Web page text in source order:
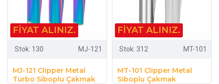
FIYAT ALINIZ.
Stok: 130 MJ-121
MJ-121 Clipper Metal
Turbo Si̇boplu Çakmak
FIYAT ALINIZ.
Stok: 312 MT-101
MT-101 Clipper Metal
Siboplu Çakmak